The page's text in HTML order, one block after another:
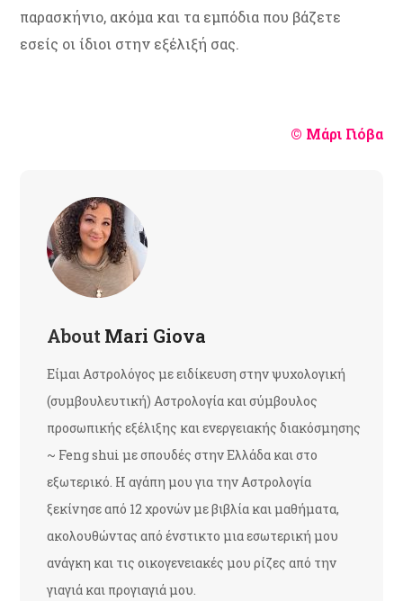
παρασκήνιο, ακόμα και τα εμπόδια που βάζετε
εσείς οι ίδιοι στην εξέλιξή σας.
© Μάρι Γιόβα
AboutMari Giova
Είμαι Αστρολόγος με ειδίκευση στην ψυχολογική
(συμβουλευτική) Αστρολογία και σύμβουλος
προσωπικής εξέλιξης και ενεργειακής διακόσμησης
~ Feng shui με σπουδές στην Ελλάδα και στο
εξωτερικό. Η αγάπη μου για την Αστρολογία
ξεκίνησε από 12 χρονών με βιβλία και μαθήματα,
ακολουθώντας από ένστικτο μια εσωτερική μου
ανάγκη και τις οικογενειακές μου ρίζες από την
γιαγιά και προγιαγιά μου.